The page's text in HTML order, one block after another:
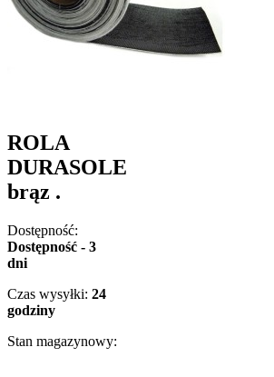
ROLA
DURASOLE
brąz .
Dostępność:
Dostępność - 3
dni
Czas wysyłki: 24
godziny
Stan magazynowy: